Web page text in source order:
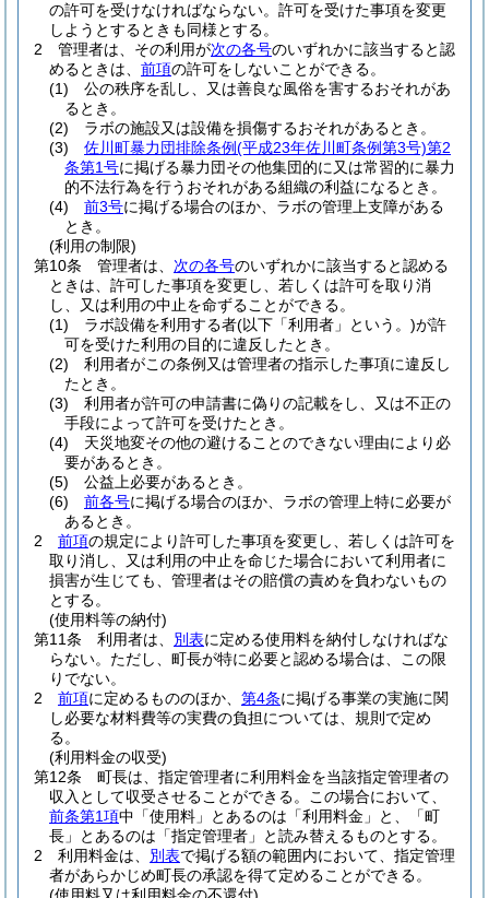
の許可を受けなければならない。 許可を受けた事項を変更
しようとするときも同様とする。
2
管理者は、その利用が次の各号のいずれかに該当すると認
めるときは、 前項の許可をしないことができる。
(1)
公の秩序を乱し、又は善良な風俗を害するおそれがあ
るとき。
(2)
ラボの施設又は設備を損傷するおそれがあるとき。
(3)
佐川町暴力団排除条例(平成23年佐川町条例第3号)第2
条第1号に掲げる暴力団その他集団的に又は常習的に暴力
的不法行為を行うおそれがある組織の利益になるとき。
(4)
前3号に掲げる場合のほか、ラボの管理上支障がある
とき。
(利用の制限)
第10条
管理者は、 次の各号のいずれかに該当すると認める
ときは、許可した事項を変更し、若しくは許可を取り消
し、又は利用の中止を命ずることができる。
(1)
ラボ設備を利用する者(以下「利用者」という。)が許
可を受けた利用の目的に違反したとき。
(2)
利用者がこの条例又は管理者の指示した事項に違反し
たとき。
(3)
利用者が許可の申請書に偽りの記載をし、又は不正の
手段によって許可を受けたとき。
(4)
天災地変その他の避けることのできない理由により必
要があるとき。
(5)
公益上必要があるとき。
(6)
前各号に掲げる場合のほか、ラボの管理上特に必要が
あるとき。
2
前項の規定により許可した事項を変更し、若しくは許可を
取り消し、又は利用の中止を命じた場合において利用者に
損害が生じても、管理者はその賠償の責めを負わないもの
とする。
(使用料等の納付)
第11条
利用者は、 別表に定める使用料を納付しなければな
らない。 ただし、町長が特に必要と認める場合は、この限
りでない。
2
前項に定めるもののほか、 第4条に掲げる事業の実施に関
し必要な材料費等の実費の負担については、規則で定め
る。
(利用料金の収受)
第12条
町長は、指定管理者に利用料金を当該指定管理者の
収入として収受させることができる。
この場合において、
前条第1項中「使用料」とあるのは「利用料金」と、「町
長」とあるのは「指定管理者」と読み替えるものとする。
2
利用料金は、 別表で掲げる額の範囲内において、指定管理
者があらかじめ町長の承認を得て定めることができる。